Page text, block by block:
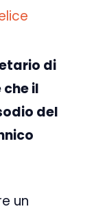
di
il
del
un